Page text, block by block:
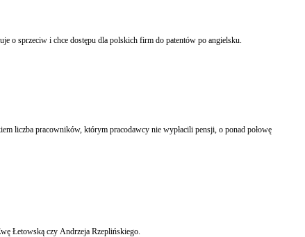
o sprzeciw i chce dostępu dla polskich firm do patentów po angielsku.
liczba pracowników, którym pracodawcy nie wypłacili pensji, o ponad połowę
Łetowską czy Andrzeja Rzeplińskiego.